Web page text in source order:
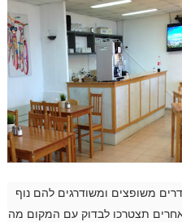
משופצים ומשודרגים להם נוף
תצטרכו לבדוק עם המקום מה